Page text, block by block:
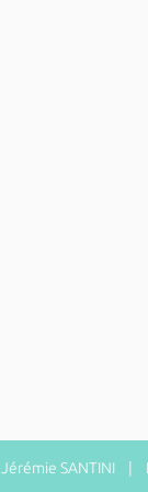
SANTINI |